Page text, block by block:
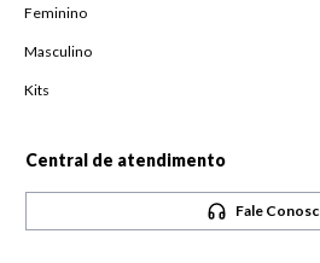
Feminino
Masculino
Kits
Central de atendimento
Fale